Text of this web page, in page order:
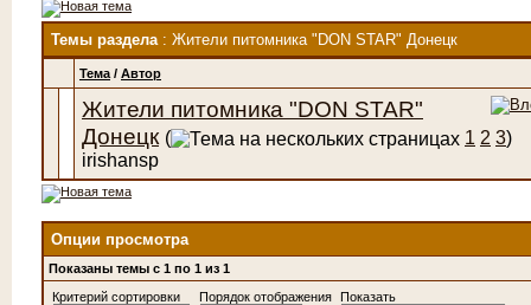
Темы раздела: Жители питомника "DON STAR" Донецк
Тема / Автор
Жители питомника "DON STAR"
Донецк ( 1 2 3)
irishansp
Опции просмотра
Показаны темы с 1 по 1 из 1
Критерий сортировки
Порядок отображения Показать